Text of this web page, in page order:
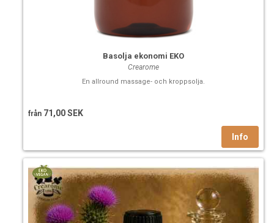
Basolja ekonomi EKO
Crearome
En allround massage- och kroppsolja.
från 71,00 SEK